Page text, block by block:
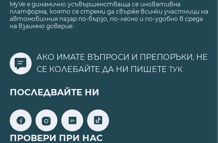
MyVe е динамично усъвършенстваща се иновативна
платформа, която се стреми да свърже всички участници на
автомобилния пазар по-бързо, по-лесно и по-удобно в среда
на взаимно доверие.
АКО ИМАТЕ ВЪПРОСИ И ПРЕПОРЪКИ, НЕ
СЕ КОЛЕБАЙТЕ ДА НИ ПИШЕТЕ ТУК
ПОСЛЕДВАЙТЕ НИ
ПРОВЕРИ ПРИ НАС